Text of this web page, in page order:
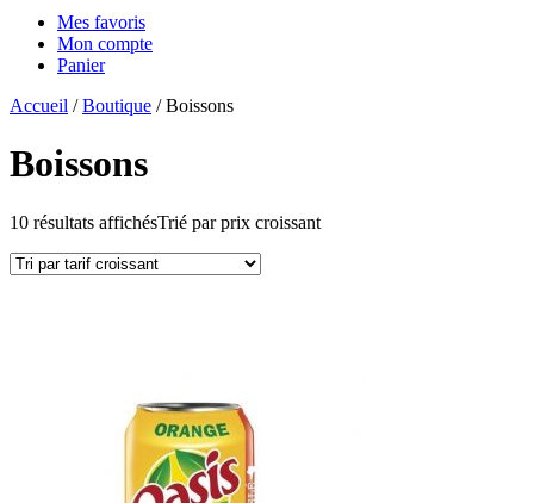
Mes favoris
Mon compte
Panier
Accueil /Boutique / Boissons
Boissons
10 résultats affichésTrié par prix croissant